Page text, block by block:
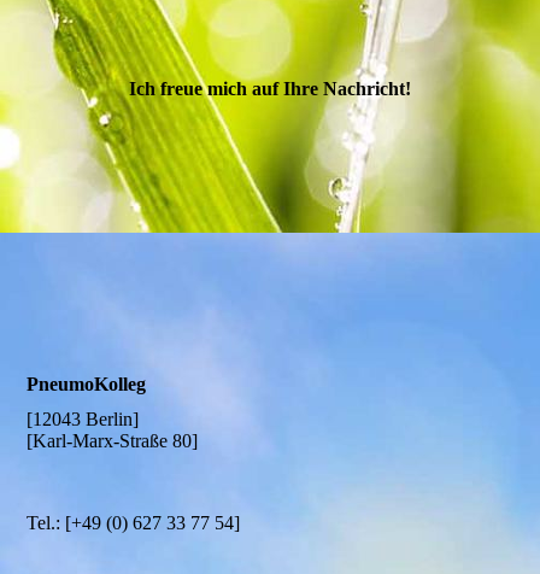
Ich freue mich auf Ihre Nachricht!
PneumoKolleg
[12043 Berlin]
[Karl-Marx-Straße 80]
Tel.: [+49 (0) 627 33 77 54]